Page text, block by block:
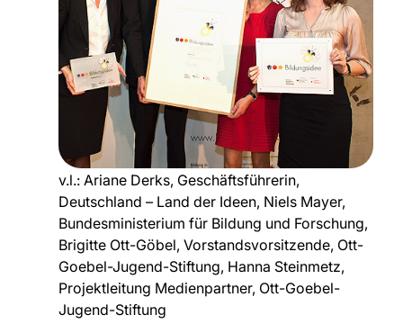
v.l.: Ariane Derks, Geschäftsführerin,
Deutschland – Land der Ideen, Niels Mayer,
Bundesministerium für Bildung und Forschung,
Brigitte Ott-Göbel, Vorstandsvorsitzende, Ott-
Goebel-Jugend-Stiftung, Hanna Steinmetz,
Projektleitung Medienpartner, Ott-Goebel-
Jugend-Stiftung